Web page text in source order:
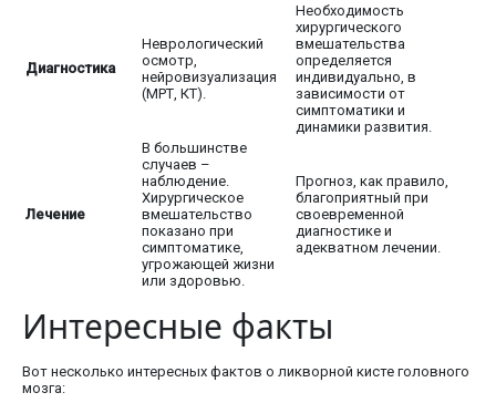
Диагностика
Неврологический
осмотр,
нейровизуализация
(МРТ, КТ).
Необходимость
хирургического
вмешательства
определяется
индивидуально, в
зависимости от
симптоматики и
динамики развития.
Лечение
В большинстве
случаев –
наблюдение.
Хирургическое
вмешательство
показано при
симптоматике,
угрожающей жизни
или здоровью.
Прогноз, как правило,
благоприятный при
своевременной
диагностике и
адекватном лечении.
Интересные факты
Вот несколько интересных фактов о ликворной кисте головного
мозга: